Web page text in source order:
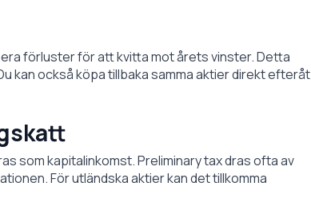
förluster för att kvitta mot årets vinster. Detta
kan också köpa tillbaka samma aktier direkt efteråt
som kapitalinkomst. Preliminary tax dras ofta av
För utländska aktier kan det tillkomma